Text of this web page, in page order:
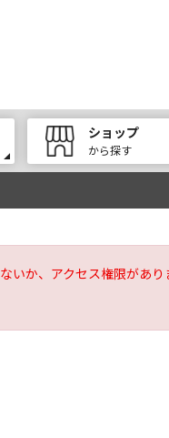
ショップ
から探す
いか、アクセス権限があり